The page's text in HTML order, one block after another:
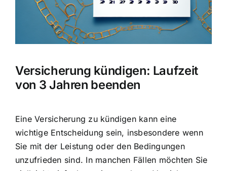
Hausratversicherung
Berufsunfähigkeitsversicherung
Weitere Tarifvergleiche
Versicherung kündigen: Laufzeit
von 3 Jahren beenden
Eine Versicherung zu kündigen kann eine
wichtige Entscheidung sein, insbesondere wenn
Sie mit der Leistung oder den Bedingungen
unzufrieden sind. In manchen Fällen möchten Sie